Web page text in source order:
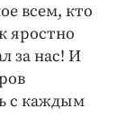
всем, кто
яростно
за нас! И
с каждым